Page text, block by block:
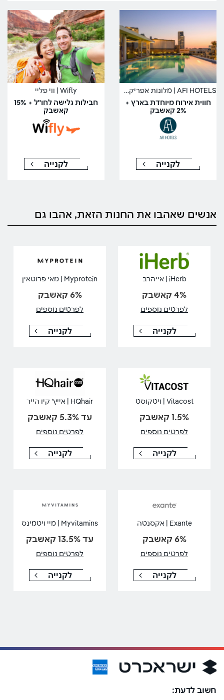
AFI HOTELS | מלונות אפריקה ישראל
חווית אירוח מיוחדת בארץ +
2% קאשבק
לקנייה
Wifly | ווי פליי
חבילות גלישה לחו"ל + 15%
קאשבק
לקנייה
אנשים שאהבו את החנות הזאת, אהבו גם
iHerb | אייהרב
4% קאשבק
לפרטים נוספים
לקנייה
Myprotein | מאי פרוטאין
6% קאשבק
לפרטים נוספים
לקנייה
Vitacost | ויטקוסט
1.5% קאשבק
לפרטים נוספים
לקנייה
HQhair | אייץ' קיו הייר
עד 5.3% קאשבק
לפרטים נוספים
לקנייה
Exante | אקסנטה
6% קאשבק
לפרטים נוספים
לקנייה
Myvitamins | מיי ויטמינס
עד 13.5% קאשבק
לפרטים נוספים
לקנייה
חשוב לדעת: